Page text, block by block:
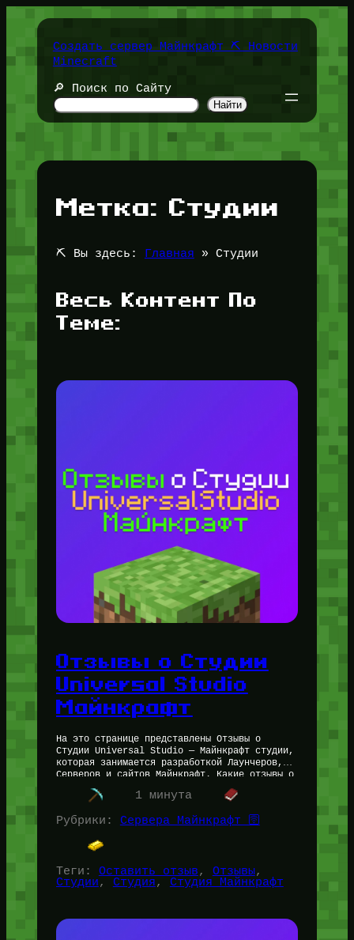
содержимомуСоздать сервер Майнкрафт ⛏️ Новости
Minecraft
🔎 Поиск по Сайту
Найти
Метка: Студии
⛏️ Вы здесь: Главная » Студии
Весь Контент По
Теме:
Отзывы о Студии
Universal Studio
Майнкрафт
На это странице представлены Отзывы о
Студии Universal Studio — Майнкрафт студии,
которая занимается разработкой Лаунчеров,
Серверов и сайтов Майнкрафт. Какие отзывы о
Майнкрафт студии Universal Studio Если
брать средние…1 минута
Рубрики: Сервера Майнкрафт 🛜
Теги: Оставить отзыв, Отзывы
Студии, Студия, Студия Майнкрафт